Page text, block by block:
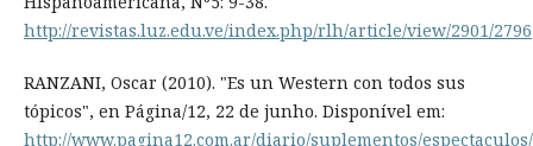
http://revistas.luz.edu.ve/index.php/rlh/article/view/2901/2796
RANZANI, Oscar (2010). "Es un Western con todos sus
tópicos", en Página/12, 22 de junho. Disponível em:
http://www.pagina12.com.ar/diario/suplementos/